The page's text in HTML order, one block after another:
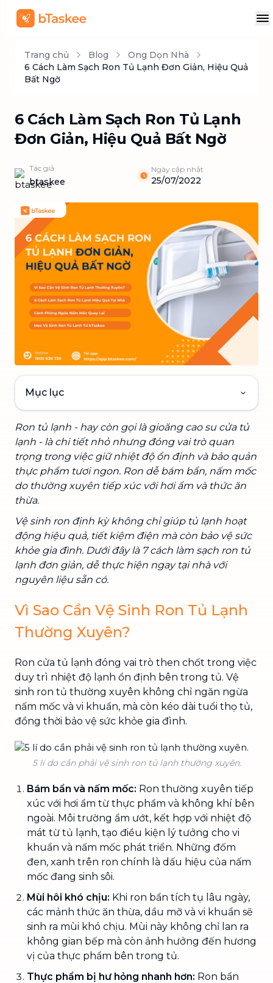
Trang chủ Blog
Ong Dọn Nhà
6 Cách Làm Sạch Ron Tủ Lạnh Đơn Giản, Hiệu Quả
Bất Ngờ
6 Cách Làm Sạch Ron Tủ Lạnh
Đơn Giản, Hiệu Quả Bất Ngờ
Tác giả
btaskee
Ngày cập nhật
25/07/2022
Mục lục
Ron tủ lạnh - hay còn gọi là gioăng cao su cửa tủ
lạnh - là chi tiết nhỏ nhưng đóng vai trò quan
trọng trong việc giữ nhiệt độ ổn định và bảo quản
thực phẩm tươi ngon. Ron dễ bám bẩn, nấm mốc
do thường xuyên tiếp xúc với hơi ẩm và thức ăn
thừa.
Vệ sinh ron định kỳ không chỉ giúp tủ lạnh hoạt
động hiệu quả, tiết kiệm điện mà còn bảo vệ sức
khỏe gia đình. Dưới đây là 7 cách làm sạch ron tủ
lạnh đơn giản, dễ thực hiện ngay tại nhà với
nguyên liệu sẵn có.
Vì Sao Cần Vệ Sinh Ron Tủ Lạnh
Thường Xuyên?
Ron cửa tủ lạnh đóng vai trò then chốt trong việc
duy trì nhiệt độ lạnh ổn định bên trong tủ. Vệ
sinh ron tủ thường xuyên không chỉ ngăn ngừa
nấm mốc và vi khuẩn, mà còn kéo dài tuổi thọ tủ,
đồng thời bảo vệ sức khỏe gia đình.
5 lí do cần phải vệ sinh ron tủ lạnh thường xuyên.
Bám bẩn và nấm mốc: Ron thường xuyên tiếp
xúc với hơi ẩm từ thực phẩm và không khí bên
ngoài. Môi trường ẩm ướt, kết hợp với nhiệt độ
mát từ tủ lạnh, tạo điều kiện lý tưởng cho vi
khuẩn và nấm mốc phát triển. Những đốm
đen, xanh trên ron chính là dấu hiệu của nấm
mốc đang sinh sôi.
Mùi hôi khó chịu: Khi ron bẩn tích tụ lâu ngày,
các mảnh thức ăn thừa, dầu mỡ và vi khuẩn sẽ
sinh ra mùi khó chịu. Mùi này không chỉ lan ra
không gian bếp mà còn ảnh hưởng đến hương
vị của thực phẩm bên trong tủ.
Thực phẩm bị hư hỏng nhanh hơn: Ron bẩn